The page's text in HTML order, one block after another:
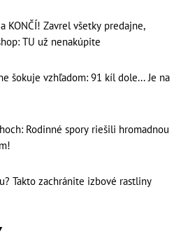
KONČÍ! Zavrel všetky predajne,
TU už nenakúpite
šokuje vzhľadom: 91 kíl dole... Je na
Rodinné spory riešili hromadnou
Takto zachránite izbové rastliny